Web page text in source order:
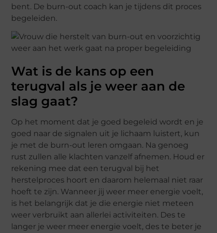
bent. De burn-out coach kan je tijdens dit proces
begeleiden.
Wat is de kans op een
terugval als je weer aan de
slag gaat?
Op het moment dat je goed begeleid wordt en je
goed naar de signalen uit je lichaam luistert, kun
je met de burn-out leren omgaan. Na genoeg
rust zullen alle klachten vanzelf afnemen. Houd er
rekening mee dat een terugval bij het
herstelproces hoort en daarom helemaal niet raar
hoeft te zijn. Wanneer jij weer meer energie voelt,
is het belangrijk dat je die energie niet meteen
weer verbruikt aan allerlei activiteiten. Des te
langer je weer meer energie voelt, des te beter je